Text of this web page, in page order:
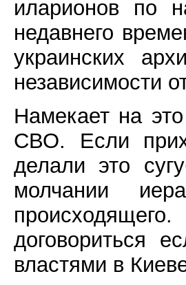
иларионов по
недавнего
украинских
независимости
Намекает на
СВО. Если
делали это
молчании
договориться
властями в